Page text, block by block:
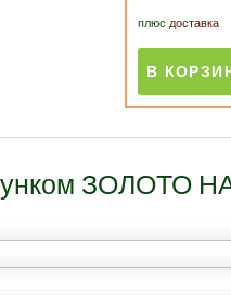
плюс доставка
ЗОЛОТО